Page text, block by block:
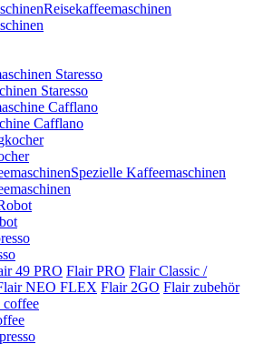
Reisekaffeemaschinen
Staresso
Cafflano
Spezielle Kaffeemaschinen
49 PRO Flair PRO Flair Classic /
NEO FLEX Flair 2GO Flair zubehör